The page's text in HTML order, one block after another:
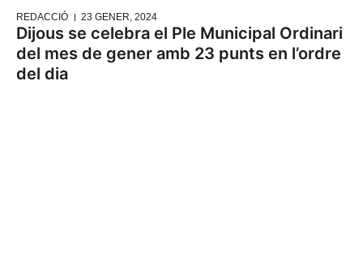
REDACCIÓ 23 GENER, 2024
Dijous se celebra el Ple Municipal Ordinari
del mes de gener amb 23 punts en l’ordre
del dia